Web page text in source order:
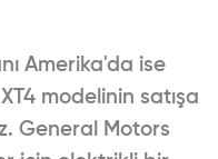
Amerika'da ise
modelinin satışa
General Motors